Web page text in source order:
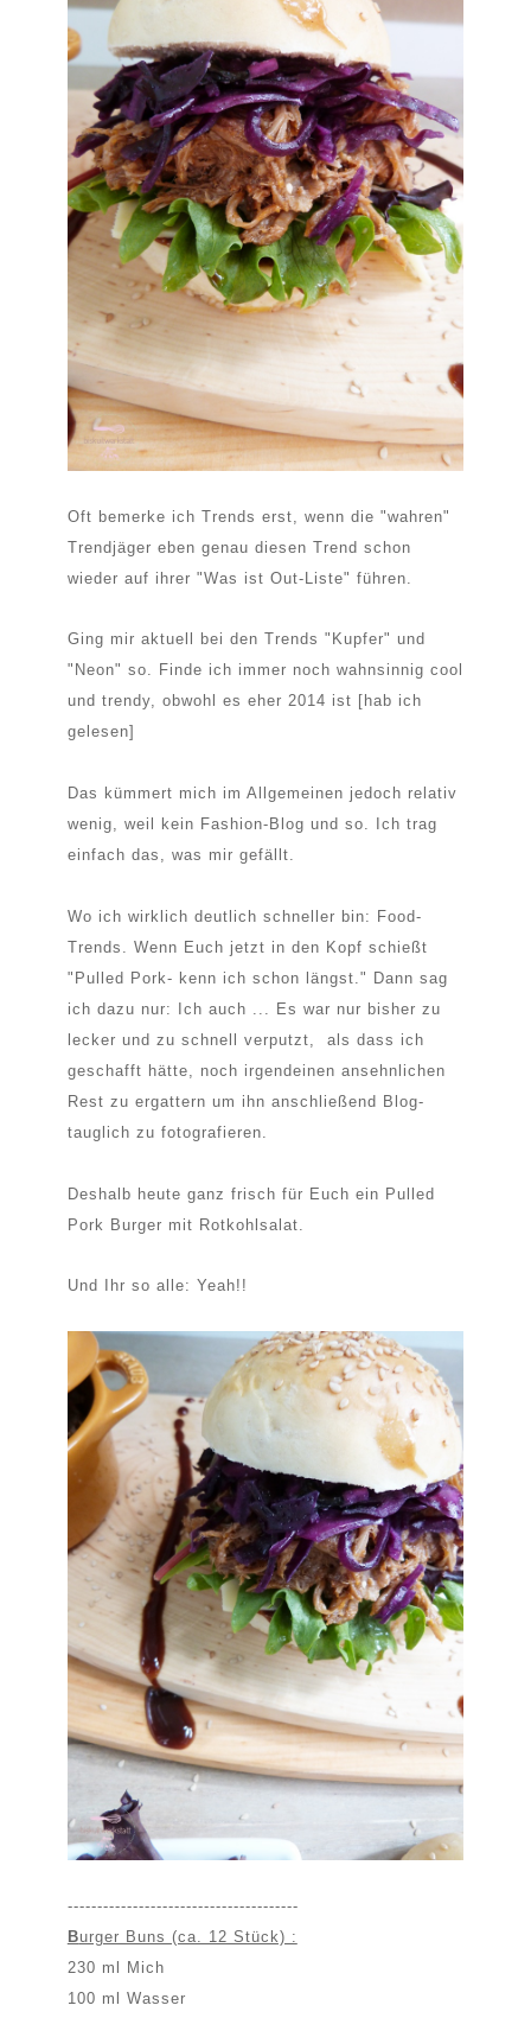
Oft bemerke ich Trends erst, wenn die "wahren"
Trendjäger eben genau diesen Trend schon
wieder auf ihrer "Was ist Out-Liste" führen.
Ging mir aktuell bei den Trends "Kupfer" und
"Neon" so. Finde ich immer noch wahnsinnig cool
und trendy, obwohl es eher 2014 ist [hab ich
gelesen]
Das kümmert mich im Allgemeinen jedoch relativ
wenig, weil kein Fashion-Blog und so. Ich trag
einfach das, was mir gefällt.
Wo ich wirklich deutlich schneller bin: Food-
Trends. Wenn Euch jetzt in den Kopf schießt
"Pulled Pork- kenn ich schon längst." Dann sag
ich dazu nur: Ich auch ... Es war nur bisher zu
lecker und zu schnell verputzt, als dass ich
geschafft hätte, noch irgendeinen ansehnlichen
Rest zu ergattern um ihn anschließend Blog-
tauglich zu fotografieren.
Deshalb heute ganz frisch für Euch ein Pulled
Pork Burger mit Rotkohlsalat.
Und Ihr so alle: Yeah!!
---------------------------------------
Burger Buns (ca. 12 Stück) :
230 ml Mich
100 ml Wasser